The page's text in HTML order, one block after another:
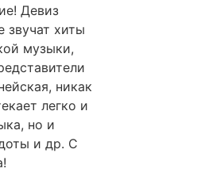
Девиз
звучат хиты
музыки,
никак
легко и
но и
и др. С